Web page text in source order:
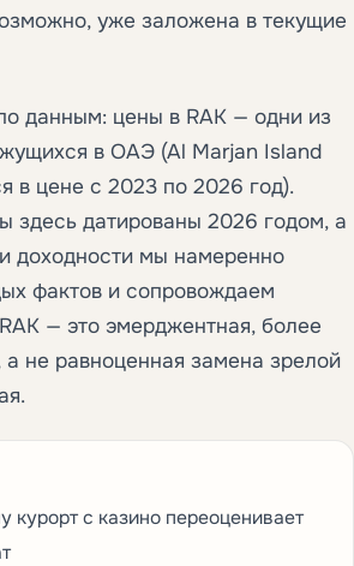
уже заложена в текущие
данным: цены в RAK — одни из
в ОАЭ (Al Marjan Island
в цене с 2023 по 2026 год).
здесь датированы 2026 годом, а
доходности мы намеренно
фактов и сопровождаем
— это эмерджентная, более
а не равноценная замена зрелой
курорт с казино переоценивает